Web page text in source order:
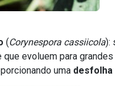
(Corynespora cassiicola):
que evoluem para
uma desfolha